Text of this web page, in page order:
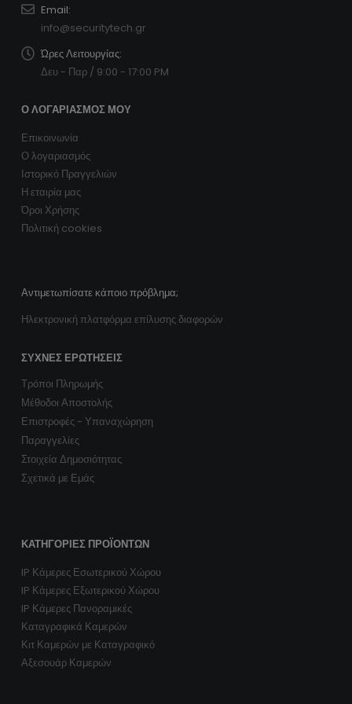
Email:
info@securitytech.gr
Ώρες Λειτουργίας:
Δευ - Παρ / 9:00 - 17:00 PM
Ο ΛΟΓΑΡΙΑΣΜΌΣ ΜΟΥ
Επικοινωνία
Ο λογαριασμός
Ιστορικό Πραγγελιών
Η εταιρία μας
Όροι Χρήσης
Πολιτική cookies
Αντιμετωπίσατε κάποιο πρόβλημα;
Ηλεκτρονική πλατφόρμα επίλυσης διαφορών
ΣΥΧΝΈΣ ΕΡΩΤΉΣΕΙΣ
Τρόποι Πληρωμής
Μέθοδοι Αποστολής
Επιστροφές - Υπαναχώρηση
Παραγγελίες
Στοιχεία Δημοσιότητας
Σχετικά με Εμάς
ΚΑΤΗΓΟΡΊΕΣ ΠΡΟΪΌΝΤΩΝ
IP Κάμερες Εσωτερικού Χώρου
IP Κάμερες Εξωτερικού Χώρου
IP Κάμερες Πανοραμικές
Καταγραφικά Καμερών
Κιτ Καμερών με Καταγραφικό
Αξεσουάρ Καμερών